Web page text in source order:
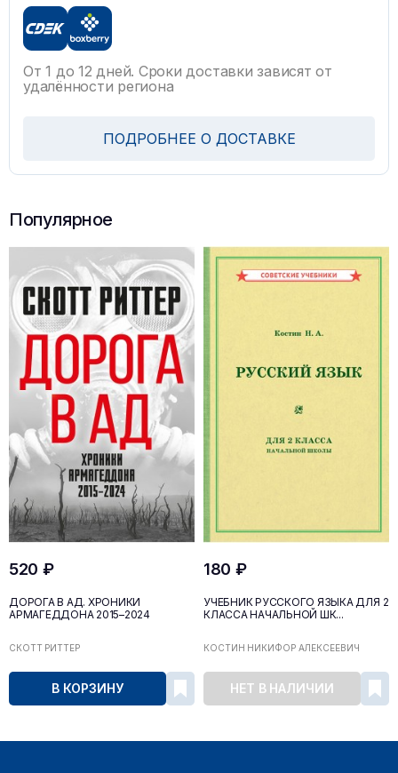
От 1 до 12 дней. Сроки доставки зависят от
удалённости региона
ПОДРОБНЕЕ О ДОСТАВКЕ
Популярное
520 ₽
ДОРОГА В АД. ХРОНИКИ
АРМАГЕДДОНА 2015–2024
СКОТТ РИТТЕР
В КОРЗИНУ
180 ₽
УЧЕБНИК РУССКОГО ЯЗЫКА ДЛЯ 2
КЛАССА НАЧАЛЬНОЙ ШК...
КОСТИН НИКИФОР АЛЕКСЕЕВИЧ
НЕТ В НАЛИЧИИ